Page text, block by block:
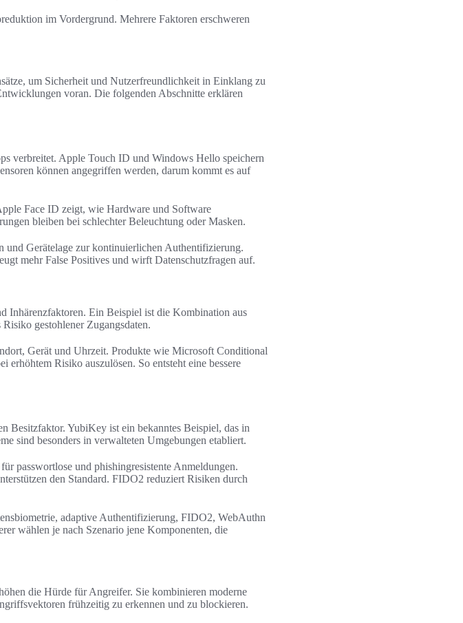
im Vordergrund. Mehrere Faktoren erschweren
um Sicherheit und Nutzerfreundlichkeit in Einklang zu
voran. Die folgenden Abschnitte erklären
verbreitet. Apple Touch ID und Windows Hello speichern
können angegriffen werden, darum kommt es auf
Face ID zeigt, wie Hardware und Software
bleiben bei schlechter Beleuchtung oder Masken.
und Gerätelage zur kontinuierlichen Authentifizierung.
mehr False Positives und wirft Datenschutzfragen auf.
Inhärenzfaktoren. Ein Beispiel ist die Kombination aus
gestohlener Zugangsdaten.
Gerät und Uhrzeit. Produkte wie Microsoft Conditional
Risiko auszulösen. So entsteht eine bessere
Besitzfaktor. YubiKey ist ein bekanntes Beispiel, das in
sind besonders in verwalteten Umgebungen etabliert.
passwortlose und phishingresistente Anmeldungen.
den Standard. FIDO2 reduziert Risiken durch
adaptive Authentifizierung, FIDO2, WebAuthn
wählen je nach Szenario jene Komponenten, die
die Hürde für Angreifer. Sie kombinieren moderne
frühzeitig zu erkennen und zu blockieren.